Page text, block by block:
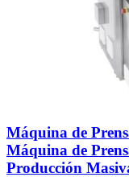
Máquina de
Máquina de
Producción